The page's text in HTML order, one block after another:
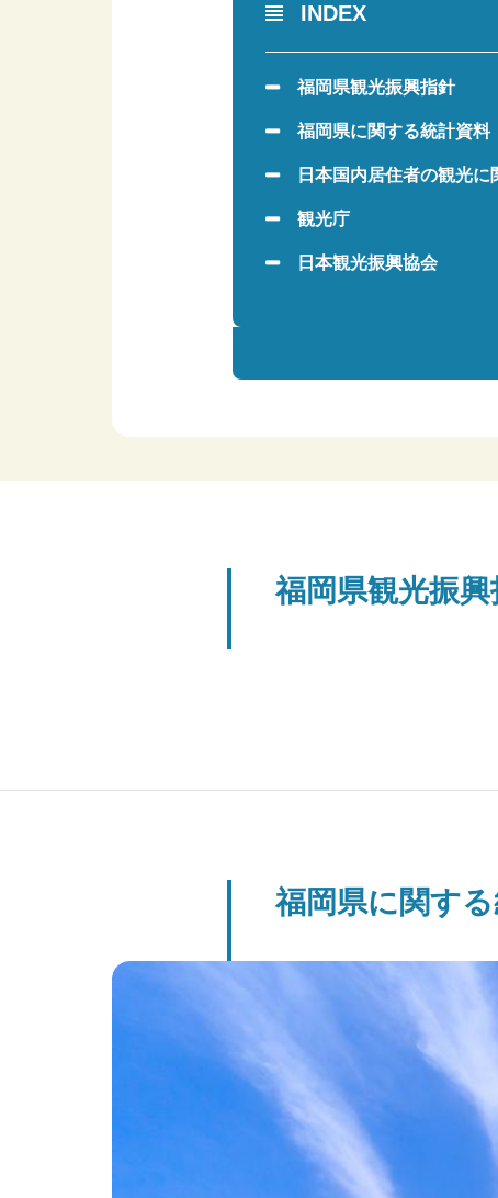
INDEX
福岡県観光振興指針
福岡県に関する統計資料
日本国内居住者の観光に
観光庁
日本観光振興協会
福岡県観光振興
福岡県に関す